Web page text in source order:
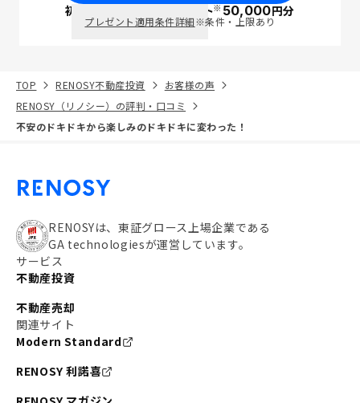
初回面談で ポイント※50,000円分
プレゼント適用条件詳細※条件・上限あり
TOP RENOSY不動産投資
お客様の声
RENOSY（リノシー）の評判・口コミ
不安のドキドキから楽しみのドキドキに変わった！
RENOSYは、東証グロース上場企業である
GA technologiesが運営しています。
サービス
不動産投資
不動産売却
関連サイト
Modern Standard
RENOSY 利諾喜